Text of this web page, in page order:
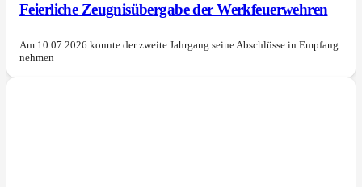
Feierliche Zeugnisübergabe der Werkfeuerwehren
Am 10.07.2026 konnte der zweite Jahrgang seine Abschlüsse in Empfang
nehmen